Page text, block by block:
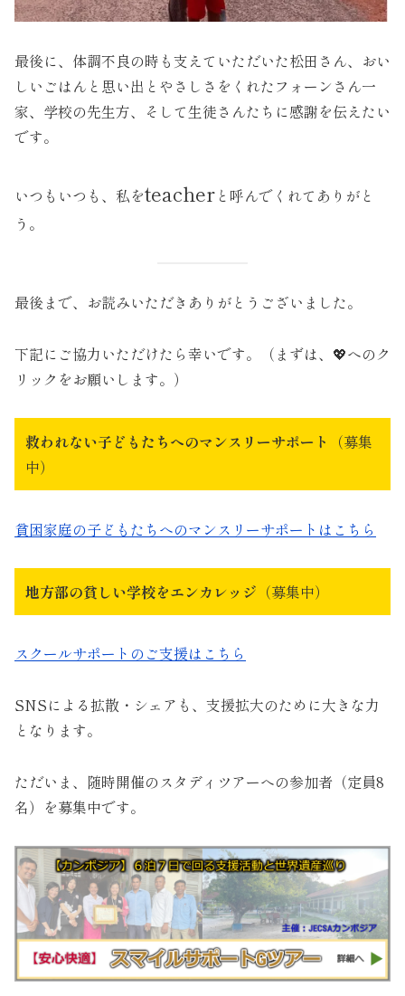
最後に、体調不良の時も支えていただいた松田さん、おい
しいごはんと思い出とやさしさをくれたフォーンさん一
家、学校の先生方、そして生徒さんたちに感謝を伝えたい
です。
いつもいつも、私をteacher と呼んでくれてありがと
う。
最後まで、お読みいただきありがとうございました。
下記にご協力いただけたら幸いです。（まずは、💖へのク
リックをお願いします。）
救われない子どもたちへのマンスリーサポート
（募集
中）
貧困家庭の子どもたちへのマンスリーサポートはこちら
地方部の貧しい学校をエンカレッジ （募集中）
スクールサポートのご支援はこちら
SNSによる拡散・シェアも、支援拡大のために大きな力
となります。
ただいま、随時開催のスタディツアーへの参加者（定員8
名）を募集中です。